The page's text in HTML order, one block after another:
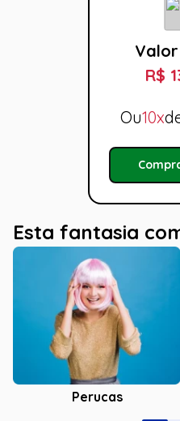
R$
Ou10x
Esta fantasia
Perucas